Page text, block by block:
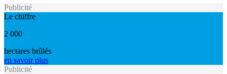
Publicité
Le chiffre
2 000
hectares brûlés
en savoir plus
Publicité